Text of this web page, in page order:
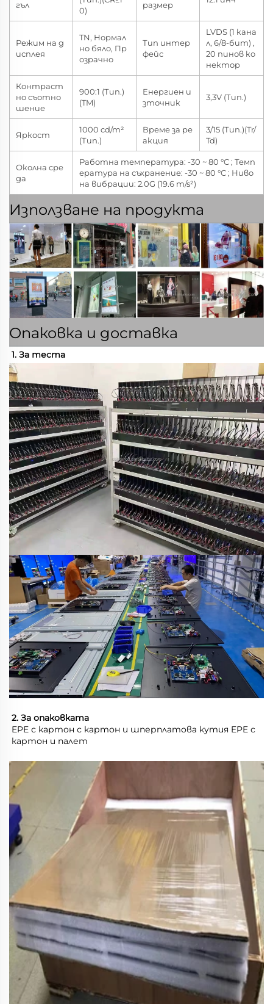
гъл
0)
размер
Режим на д
исплея
TN, Нормал
но бяло, Пр
озрачно
Тип интер
фейс
LVDS (1 кана
л, 6/8-бит) ,
20 пинов ко
нектор
Контраст
но съотно
шение
900:1 (Тип.)
(TM)
Енергиен и
зточник
3,3V (Тип.)
Яркост
1000 cd/m²
(Тип.)
Време за ре
акция
3/15 (Тип.)(Tr/
Td)
Околна сре
да
Работна температура: -30 ~ 80 °C ; Темп
ература на съхранение: -30 ~ 80 °C ; Ниво
на вибрации: 2.0G (19.6 m/s²)
Използване на продукта
Опаковка и доставка
1. За теста
2. За опаковката
EPE с картон с картон и шперплатова кутия EPE с
картон и палет